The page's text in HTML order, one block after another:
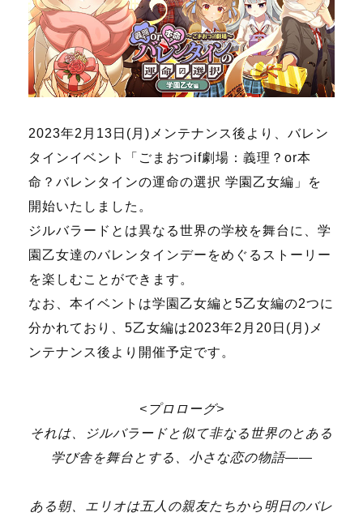
2023年2月13日(月)メンテナンス後より、バレン
タインイベント「ごまおつif劇場：義理？or本
命？バレンタインの運命の選択 学園乙女編」を
開始いたしました。
ジルバラードとは異なる世界の学校を舞台に、学
園乙女達のバレンタインデーをめぐるストーリー
を楽しむことができます。
なお、本イベントは学園乙女編と5乙女編の2つに
分かれており、5乙女編は2023年2月20日(月)メ
ンテナンス後より開催予定です。
<プロローグ>
それは、ジルバラードと似て非なる世界のとある
学び舎を舞台とする、小さな恋の物語――
ある朝、エリオは五人の親友たちから明日のバレ